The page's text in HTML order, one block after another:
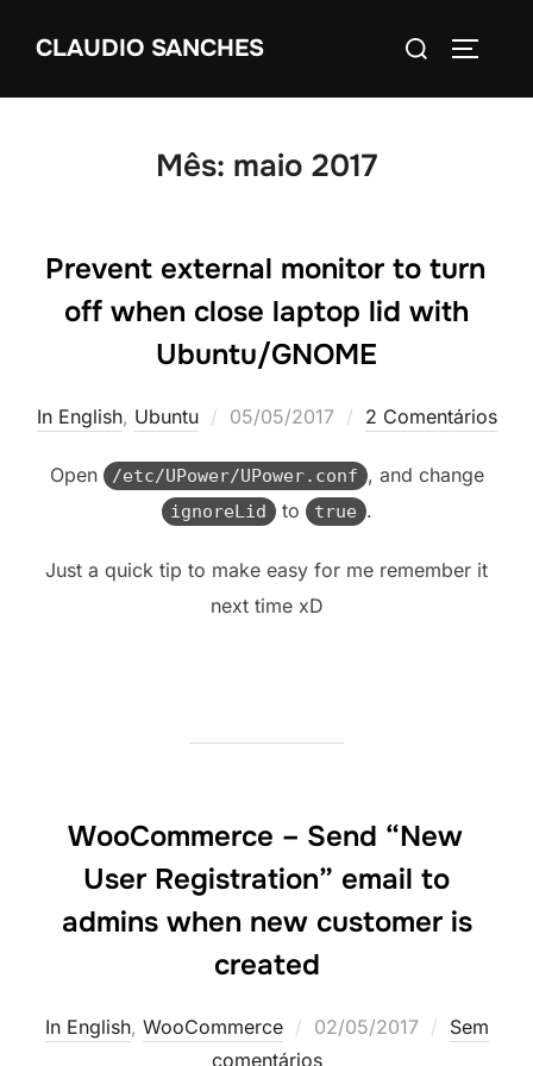
paraCLAUDIO SANCHES
Pesquisar
Mês: maio 2017
Prevent external monitor to turn
off when close laptop lid with
Ubuntu/GNOME
In English, Ubuntu
Postado
05/05/2017 2 Comentários
Open /etc/UPower/UPower.conf , and change
ignoreLid to true .
Just a quick tip to make easy for me remember it
next time xD
WooCommerce – Send “New
User Registration” email to
admins when new customer is
created
In English, WooCommerce
Postado
em
02/05/2017
Sem
comentários